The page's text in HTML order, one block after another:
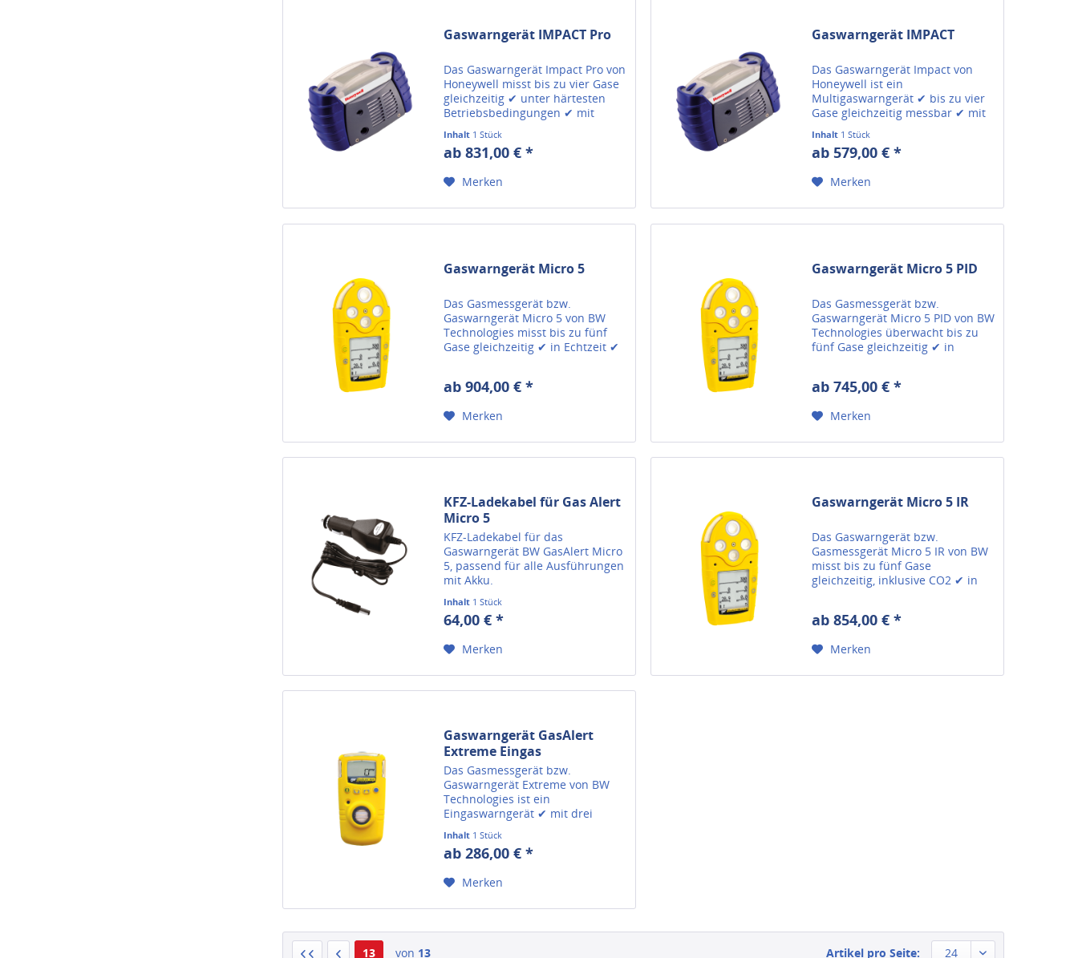
Gaswarngerät IMPACT Pro
Das Gaswarngerät Impact Pro von
Honeywell misst bis zu vier Gase
gleichzeitig ✔ unter härtesten
Betriebsbedingungen ✔ mit
optischem und akustischem
Alarm.
Inhalt 1 Stück
ab 831,00 € *
Merken
Gaswarngerät IMPACT
Das Gaswarngerät Impact von
Honeywell ist ein
Multigaswarngerät ✔ bis zu vier
Gase gleichzeitig messbar ✔ mit
optischem und akustischem
Alarm.
Inhalt 1 Stück
ab 579,00 € *
Merken
Gaswarngerät Micro 5
Das Gasmessgerät bzw.
Gaswarngerät Micro 5 von BW
Technologies misst bis zu fünf
Gase gleichzeitig ✔ in Echtzeit ✔
ab 904,00 € *
Merken
Gaswarngerät Micro 5 PID
Das Gasmessgerät bzw.
Gaswarngerät Micro 5 PID von BW
Technologies überwacht bis zu
fünf Gase gleichzeitig ✔ in
ab 745,00 € *
Merken
KFZ-Ladekabel für Gas Alert
Micro 5
KFZ-Ladekabel für das
Gaswarngerät BW GasAlert Micro
5, passend für alle Ausführungen
mit Akku.
Inhalt 1 Stück
64,00 € *
Merken
Gaswarngerät Micro 5 IR
Das Gaswarngerät bzw.
Gasmessgerät Micro 5 IR von BW
misst bis zu fünf Gase
gleichzeitig, inklusive CO2 ✔ in
ab 854,00 € *
Merken
Gaswarngerät GasAlert
Extreme Eingas
Das Gasmessgerät bzw.
Gaswarngerät Extreme von BW
Technologies ist ein
Eingaswarngerät ✔ mit drei
Alarmen ✔ individuelle
Kalibrierung.
Inhalt 1 Stück
ab 286,00 € *
Merken
13 von 13 Artikel pro Seite: 24